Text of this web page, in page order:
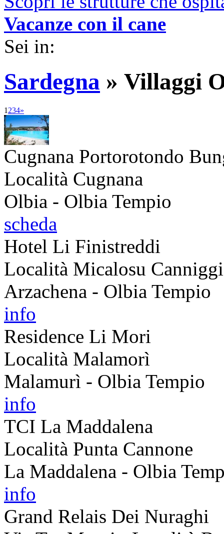
Vacanze con il cane
Sei in:
Sardegna » Villaggi
1 234»
Cugnana Portorotondo
Località Cugnana
Olbia - Olbia Tempio
scheda
Hotel Li Finistreddi
Località Micalosu
Arzachena - Olbia Tempio
info
Residence Li Mori
Località Malamorì
Malamurì - Olbia Tempio
info
TCI La Maddalena
Località Punta Cannone
La Maddalena - Olbia
info
Grand Relais Dei Nuraghi